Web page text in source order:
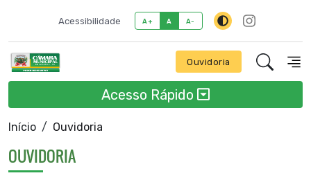
Acessibilidade A+ A A-
Ouvidoria
Acesso Rápido
Início Ouvidoria
OUVIDORIA